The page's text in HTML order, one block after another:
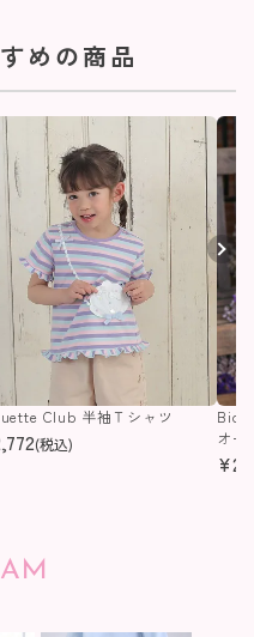
めの商品
Club 半袖Ｔシャツ
(税込)
オー
¥